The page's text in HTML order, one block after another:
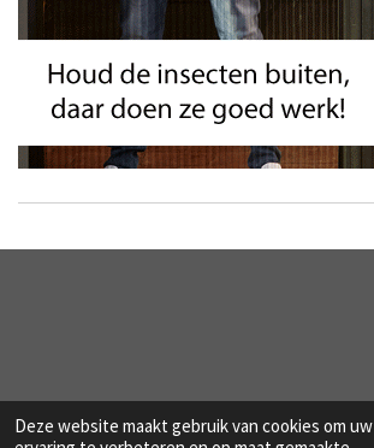
Deze website maakt gebruik van cookies om uw